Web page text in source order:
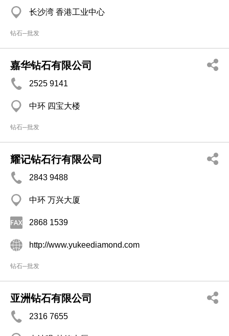
长沙湾 香港工业中心
钻石─批发
嘉华钻石有限公司
2525 9141
中环 四宝大楼
钻石─批发
耀记钻石行有限公司
2843 9488
中环 万兴大厦
2868 1539
http://www.yukeediamond.com
钻石─批发
亚洲钻石有限公司
2316 7655